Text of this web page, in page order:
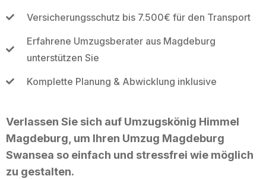
Versicherungsschutz bis 7.500€ für den Transport
Erfahrene Umzugsberater aus Magdeburg
unterstützen Sie
Komplette Planung & Abwicklung inklusive
Verlassen Sie sich auf Umzugskönig Himmel
Magdeburg, um Ihren Umzug Magdeburg
Swansea so einfach und stressfrei wie möglich
zu gestalten.